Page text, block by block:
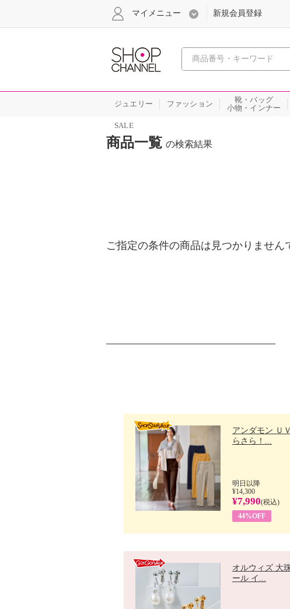
心おどる、瞬間を
マイメニュー 新規会員登録
ジュエリー ファッション
靴・バッグ
小物・インナー
SALE
商品一覧 の検索結果
ご指定の条件の商品は見つかりません
アンダモン Ｕ
らさら！...
明日以降
¥14,300
¥7,990(税込)
44%OFF
オルウィズ 大
ール イ...